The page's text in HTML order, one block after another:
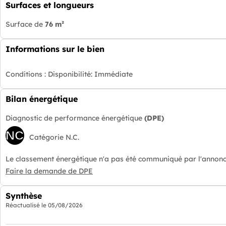
Surfaces et longueurs
Surface de 76 m²
Informations sur le bien
Conditions : Disponibilité: Immédiate
Bilan énergétique
Diagnostic de performance énergétique (DPE)
NC Catégorie N.C.
Le classement énergétique n'a pas été communiqué par
Faire la demande de DPE
Synthèse
Réactualisé le 05/08/2026